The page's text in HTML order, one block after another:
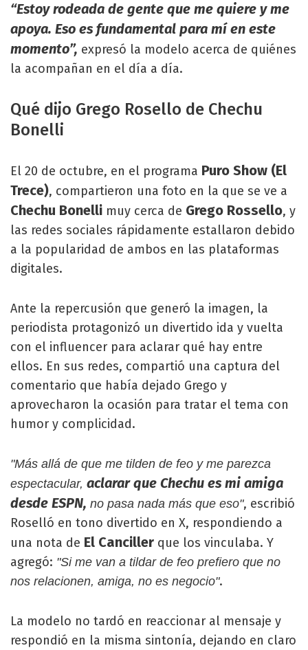
“Estoy rodeada de gente que me quiere y me
apoya. Eso es fundamental para mí en este
momento”, expresó la modelo acerca de quiénes
la acompañan en el día a día.
Qué dijo Grego Rosello de Chechu
Bonelli
El 20 de octubre, en el programa Puro Show (El
Trece), compartieron una foto en la que se ve a
Chechu Bonelli muy cerca de Grego Rossello, y
las redes sociales rápidamente estallaron debido
a la popularidad de ambos en las plataformas
digitales.
Ante la repercusión que generó la imagen, la
periodista protagonizó un divertido ida y vuelta
con el influencer para aclarar qué hay entre
ellos. En sus redes, compartió una captura del
comentario que había dejado Grego y
aprovecharon la ocasión para tratar el tema con
humor y complicidad.
"Más allá de que me tilden de feo y me parezca
espectacular, aclarar que Chechu es mi amiga
desde ESPN, no pasa nada más que eso", escribió
Roselló en tono divertido en X, respondiendo a
una nota de El Canciller que los vinculaba. Y
agregó: "Si me van a tildar de feo prefiero que no
nos relacionen, amiga, no es negocio".
La modelo no tardó en reaccionar al mensaje y
respondió en la misma sintonía, dejando en claro